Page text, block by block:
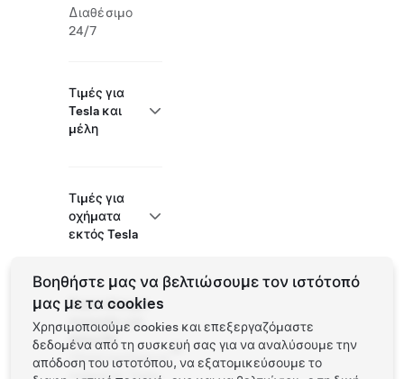
Διαθέσιμο
24/7
Τιμές για
Tesla και
μέλη
Τιμές για
οχήματα
εκτός Tesla
Supercharger
ανοιχτός για
άλλα EV
Υποστηριζόμενα
οχήματα: Tesla,
Βοηθήστε μας να βελτιώσουμε τον ιστότοπό
μας με τα cookies
Χρησιμοποιούμε cookies και επεξεργαζόμαστε
δεδομένα από τη συσκευή σας για να αναλύσουμε την
απόδοση του ιστοτόπου, να εξατομικεύσουμε το